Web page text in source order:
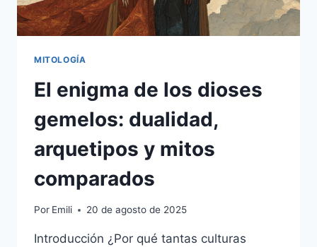
MITOLOGÍA
El enigma de los dioses
gemelos: dualidad,
arquetipos y mitos
comparados
Por Emili 20 de agosto de 2025
Introducción ¿Por qué tantas culturas